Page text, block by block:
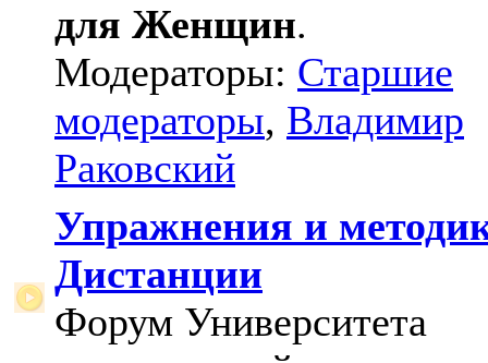
для Женщин.
Модераторы: Старшие
модераторы, Владимир
Раковский
Упражнения и
Дистанции
Форум Университета